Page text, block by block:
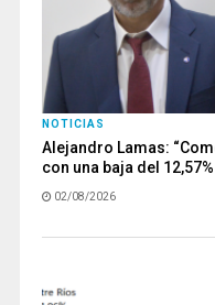
NOTICIAS
Alejandro Lamas:
con una baja del
02/08/2026